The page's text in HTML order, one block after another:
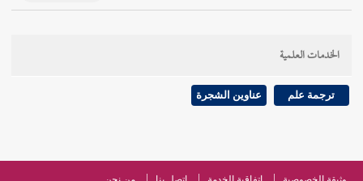
الخدمات العلمية
ترجمة علم عناوين الشجرة